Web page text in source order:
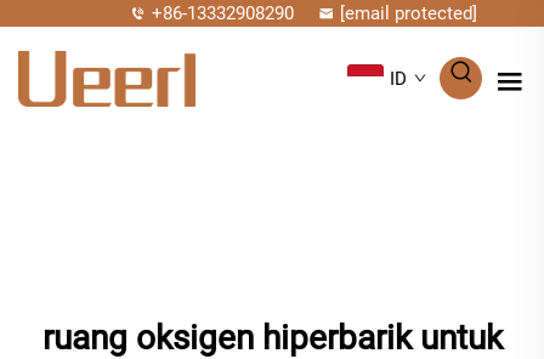
+86-13332908290 [email protected]
ID
ruang oksigen hiperbarik untuk